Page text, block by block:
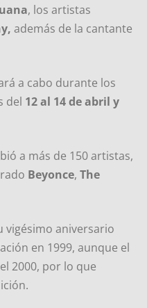
, los artistas
además de la cantante
a cabo durante los
del 12 al 14 de abril y
a más de 150 artistas,
Beyonce, The
vigésimo aniversario
en 1999, aunque el
2000, por lo que